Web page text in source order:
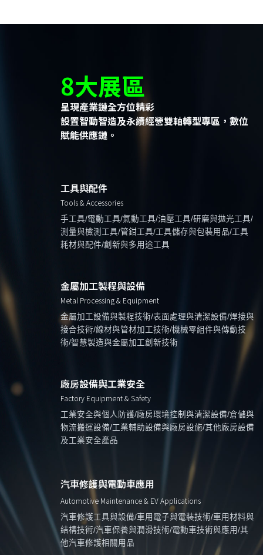
8大展區
呈現產業鏈全方位精彩
設置智動智造及永續經營雙軸轉型專區，數位
賦能供應鏈。
工具與配件
Tools & Accessories
手工具/電動工具/氣動工具/油壓工具/研磨與拋光工具/
測量與檢測工具/管鉗工具/工具儲存與包裝用品/工具
耗材與配件/創新與多用途工具
金屬加工製程與設備
Metal Processing & Equipment
金屬加工設備與製程技術/表面處理與清潔設備/焊接與
接合技術/線材與管材加工技術/機械零組件與傳動技
術/智慧製造與金屬加工創新技術
廠房設備與工業安全
Factory Equipment & Safety
工業安全與個人防護/廠房環境控制與清潔設備/倉儲與
物流搬運設備/工業輔助設備與廠房設施/其他廠房設備
及工業安全產品
汽車修護與電動車應用
Automotive Maintenance & EV Applications
汽車修護工具與設備/車用電子與電裝技術/車用材料與
結構技術/汽車保養與潤滑技術/電動車技術與應用/其
他汽車修護相關用品